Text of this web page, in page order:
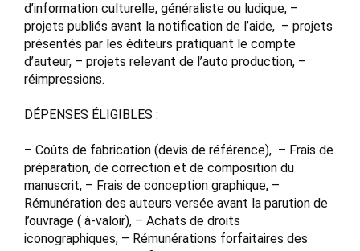
d’information culturelle, généraliste ou ludique, –
projets publiés avant la notification de l’aide, – projets
présentés par les éditeurs pratiquant le compte
d’auteur, – projets relevant de l’auto production, –
réimpressions.
DÉPENSES ÉLIGIBLES :
– Coûts de fabrication (devis de référence), – Frais de
préparation, de correction et de composition du
manuscrit, – Frais de conception graphique, –
Rémunération des auteurs versée avant la parution de
l’ouvrage ( à-valoir), – Achats de droits
iconographiques, – Rémunérations forfaitaires des